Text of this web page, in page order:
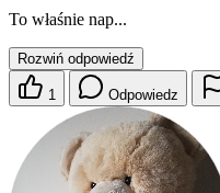
To właśnie nap...
Rozwiń odpowiedź
1 Odpowiedz